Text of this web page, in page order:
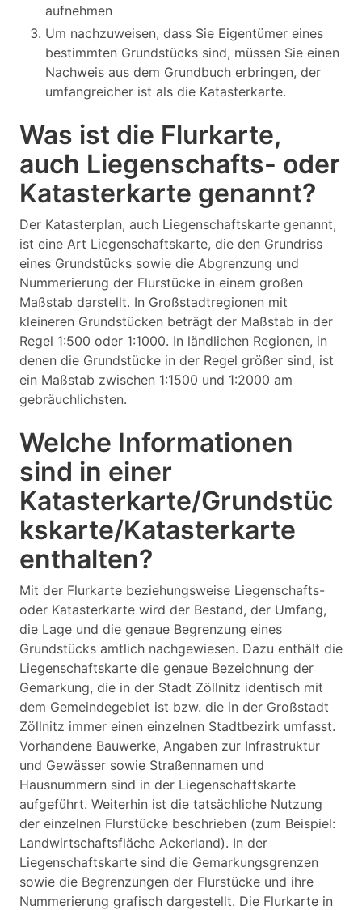
aufnehmen
Um nachzuweisen, dass Sie Eigentümer eines
bestimmten Grundstücks sind, müssen Sie einen
Nachweis aus dem Grundbuch erbringen, der
umfangreicher ist als die Katasterkarte.
Was ist die Flurkarte,
auch Liegenschafts- oder
Katasterkarte genannt?
Der Katasterplan, auch Liegenschaftskarte genannt,
ist eine Art Liegenschaftskarte, die den Grundriss
eines Grundstücks sowie die Abgrenzung und
Nummerierung der Flurstücke in einem großen
Maßstab darstellt. In Großstadtregionen mit
kleineren Grundstücken beträgt der Maßstab in der
Regel 1:500 oder 1:1000. In ländlichen Regionen, in
denen die Grundstücke in der Regel größer sind, ist
ein Maßstab zwischen 1:1500 und 1:2000 am
gebräuchlichsten.
Welche Informationen
sind in einer
Katasterkarte/Grundstüc
kskarte/Katasterkarte
enthalten?
Mit der Flurkarte beziehungsweise Liegenschafts-
oder Katasterkarte wird der Bestand, der Umfang,
die Lage und die genaue Begrenzung eines
Grundstücks amtlich nachgewiesen. Dazu enthält die
Liegenschaftskarte die genaue Bezeichnung der
Gemarkung, die in der Stadt Zöllnitz identisch mit
dem Gemeindegebiet ist bzw. die in der Großstadt
Zöllnitz immer einen einzelnen Stadtbezirk umfasst.
Vorhandene Bauwerke, Angaben zur Infrastruktur
und Gewässer sowie Straßennamen und
Hausnummern sind in der Liegenschaftskarte
aufgeführt. Weiterhin ist die tatsächliche Nutzung
der einzelnen Flurstücke beschrieben (zum Beispiel:
Landwirtschaftsfläche Ackerland). In der
Liegenschaftskarte sind die Gemarkungsgrenzen
sowie die Begrenzungen der Flurstücke und ihre
Nummerierung grafisch dargestellt. Die Flurkarte in